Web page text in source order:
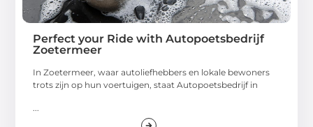
Perfect your Ride with Autopoetsbedrijf
Zoetermeer
In Zoetermeer, waar autoliefhebbers en lokale bewoners
trots zijn op hun voertuigen, staat Autopoetsbedrijf in